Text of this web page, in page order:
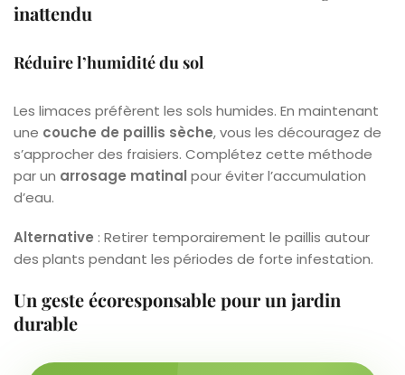
inattendu
Réduire l’humidité du sol
Les limaces préfèrent les sols humides. En maintenant
une couche de paillis sèche, vous les découragez de
s’approcher des fraisiers. Complétez cette méthode
par un arrosage matinal pour éviter l’accumulation
d’eau.
Alternative : Retirer temporairement le paillis autour
des plants pendant les périodes de forte infestation.
Un geste écoresponsable pour un jardin
durable